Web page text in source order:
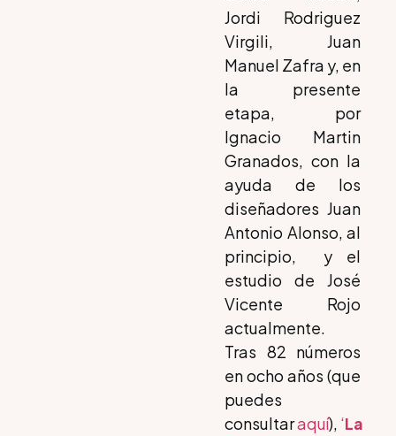
Jordi Rodriguez
Virgili, Juan
Manuel Zafra y, en
la presente
etapa, por
Ignacio Martin
Granados, con la
ayuda de los
diseñadores Juan
Antonio Alonso, al
principio, y el
estudio de José
Vicente Rojo
actualmente.
Tras 82 números
en ocho años (que
puedes
consultaraquí), ‘La